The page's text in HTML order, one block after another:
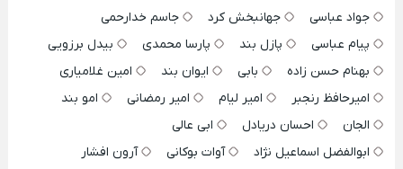
جواد عباسی جهانبخش کرد
جاسم خدارحمی
پیام عباسی
پازل بند پارسا محمدی
بیدل برزویی
بهنام حسن زاده
بابی ایوان بند
امین غلامیاری
امیرحافظ رنجبر
امیر لیام امیر رمضانی
امو بند
الجان
احسان دریادل
ابی عالی
ابوالفضل اسماعیل نژاد
آوات بوکانی
آرون افشار